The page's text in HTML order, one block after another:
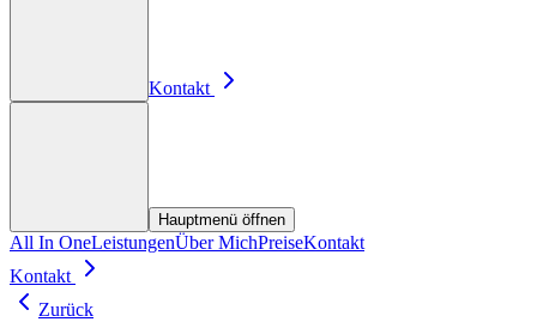
Kontakt
Hauptmenü öffnen
All In OneLeistungenÜber MichPreiseKontakt
Kontakt
Zurück